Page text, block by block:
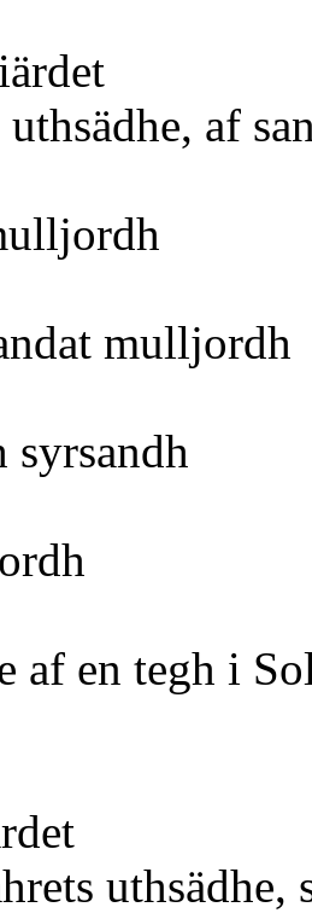
af en
åhrets